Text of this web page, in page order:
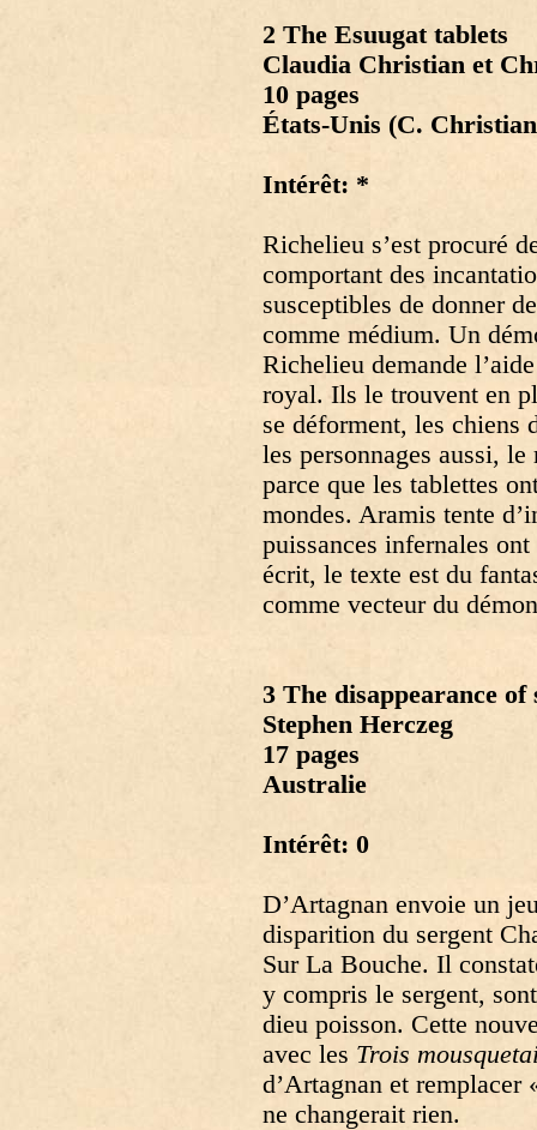
2 The Esuugat tablets
Claudia Christian et
10 pages
États-Unis (C.
Intérêt: *
Richelieu s’est procuré
comportant des
susceptibles de donner
comme médium. Un
Richelieu demande
royal. Ils le trouvent en
se déforment, les chiens
les personnages aussi,
parce que les tablettes
mondes. Aramis tente
puissances infernales
écrit, le texte est du
comme vecteur du
3 The disappearance
Stephen Herczeg
17 pages
Australie
Intérêt: 0
D’Artagnan envoie un
disparition du sergent
Sur La Bouche. Il
y compris le sergent,
dieu poisson. Cette
avec les Trois
d’Artagnan et remplacer
ne changerait rien.